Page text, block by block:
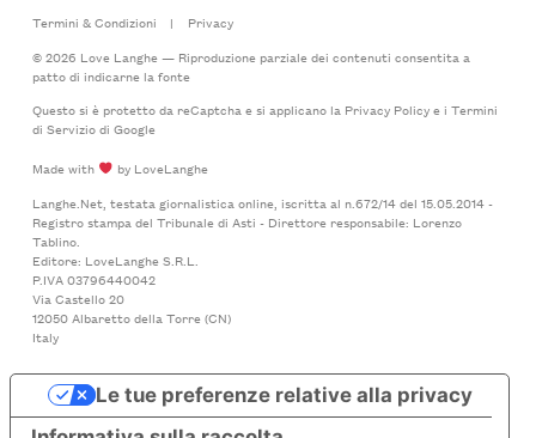
Termini & Condizioni |
Privacy
© 2026 Love Langhe — Riproduzione parziale dei contenuti consentita a
patto di indicarne la fonte
Questo si è protetto da reCaptcha e si applicano la Privacy Policye i Termini
di Serviziodi Google
Made with
by LoveLanghe
Langhe.Net, testata giornalistica online, iscritta al n.672/14 del 15.05.2014 -
Registro stampa del Tribunale di Asti - Direttore responsabile: Lorenzo
Tablino.
Editore: LoveLanghe S.R.L.
P.IVA 03796440042
Via Castello 20
12050 Albaretto della Torre (CN)
Italy
Le tue preferenze relative alla privacy